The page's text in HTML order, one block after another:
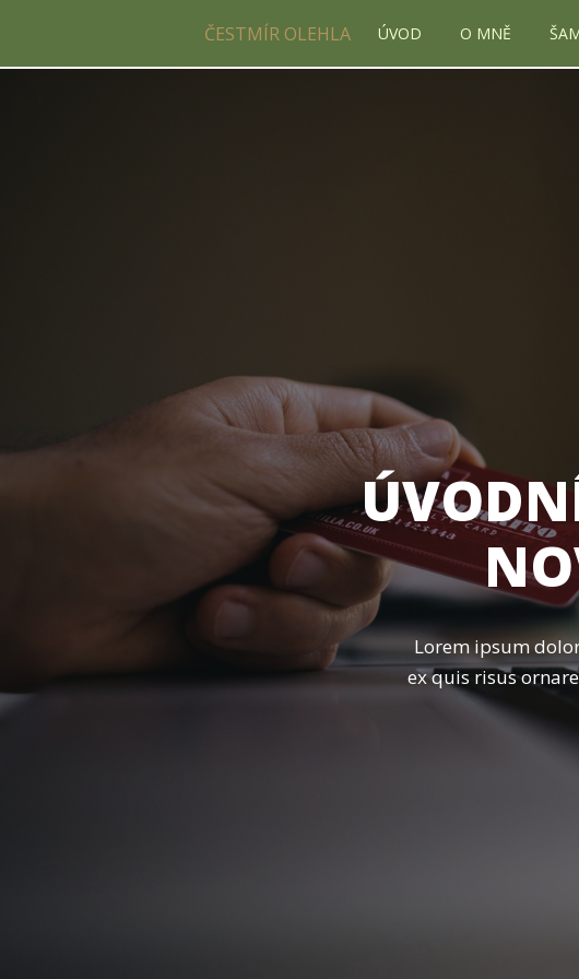
ČESTMÍR OLEHLA ÚVOD O MNĚ
Lorem ipsum
ex quis risus